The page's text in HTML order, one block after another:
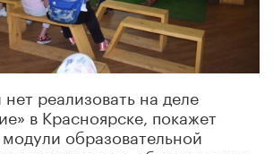
реализовать на деле
в Красноярске, покажет
образовательной